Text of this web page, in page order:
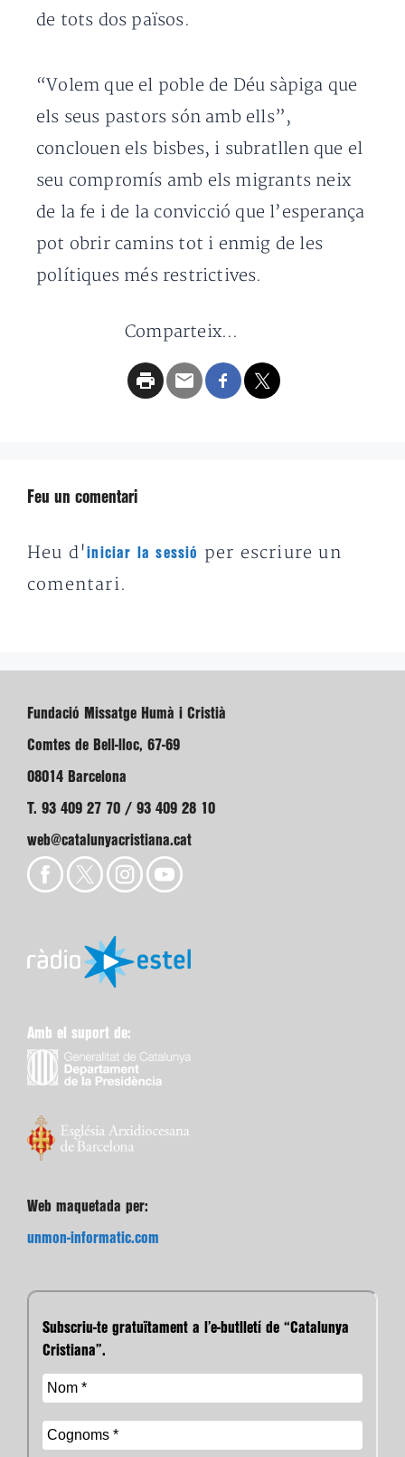
de tots dos països.
“Volem que el poble de Déu sàpiga que
els seus pastors són amb ells”,
conclouen els bisbes, i subratllen que el
seu compromís amb els migrants neix
de la fe i de la convicció que l’esperança
pot obrir camins tot i enmig de les
polítiques més restrictives.
Comparteix...
Feu un comentari
Heu d'iniciar la sessió
per escriure un
comentari.
Fundació Missatge Humà i Cristià
Comtes de Bell-lloc, 67-69
08014 Barcelona
T. 93 409 27 70 / 93 409 28 10
web@catalunyacristiana.cat
Amb el suport de:
Web maquetada per:
unmon-informatic.com
Subscriu-te gratuïtament a l’e-butlletí de “Catalunya
Cristiana”.